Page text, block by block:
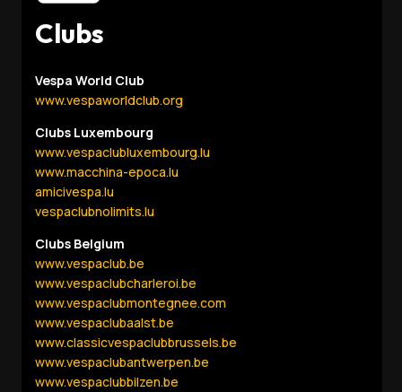
Clubs
Vespa World Club
www.vespaworldclub.org
Clubs Luxembourg
www.vespaclubluxembourg.lu
www.macchina-epoca.lu
amicivespa.lu
vespaclubnolimits.lu
Clubs Belgium
www.vespaclub.be
www.vespaclubcharleroi.be
www.vespaclubmontegnee.com
www.vespaclubaalst.be
www.classicvespaclubbrussels.be
www.vespaclubantwerpen.be
www.vespaclubbilzen.be